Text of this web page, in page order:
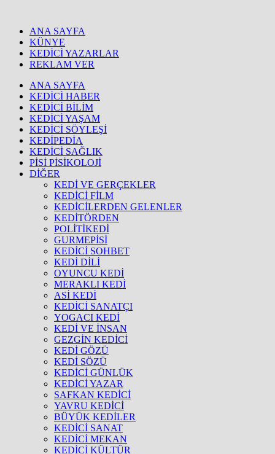
ANA SAYFA
KÜNYE
KEDİCİ YAZARLAR
REKLAM VER
ANA SAYFA
KEDİCİ HABER
KEDİCİ BİLİM
KEDİCİ YAŞAM
KEDİCİ SÖYLEŞİ
KEDİPEDİA
KEDİCİ SAĞLIK
PİSİ PİSİKOLOJİ
DİĞER
KEDİ VE GERÇEKLER
KEDİCİ FİLM
KEDİCİLERDEN GELENLER
KEDİTÖRDEN
POLİTİKEDİ
GURMEPİSİ
KEDİCİ SOHBET
KEDİ DİLİ
OYUNCU KEDİ
MERAKLI KEDİ
ASİ KEDİ
KEDİCİ SANATÇI
YOGACI KEDİ
KEDİ VE İNSAN
GEZGİN KEDİCİ
KEDİ GÖZÜ
KEDİ SÖZÜ
KEDİCİ GÜNLÜK
KEDİCİ YAZAR
SAFKAN KEDİCİ
YAVRU KEDİCİ
BÜYÜK KEDİLER
KEDİCİ SANAT
KEDİCİ MEKAN
KEDİCİ KÜLTÜR